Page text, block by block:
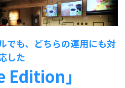
でも、どちらの運用にも対
した
Edition」